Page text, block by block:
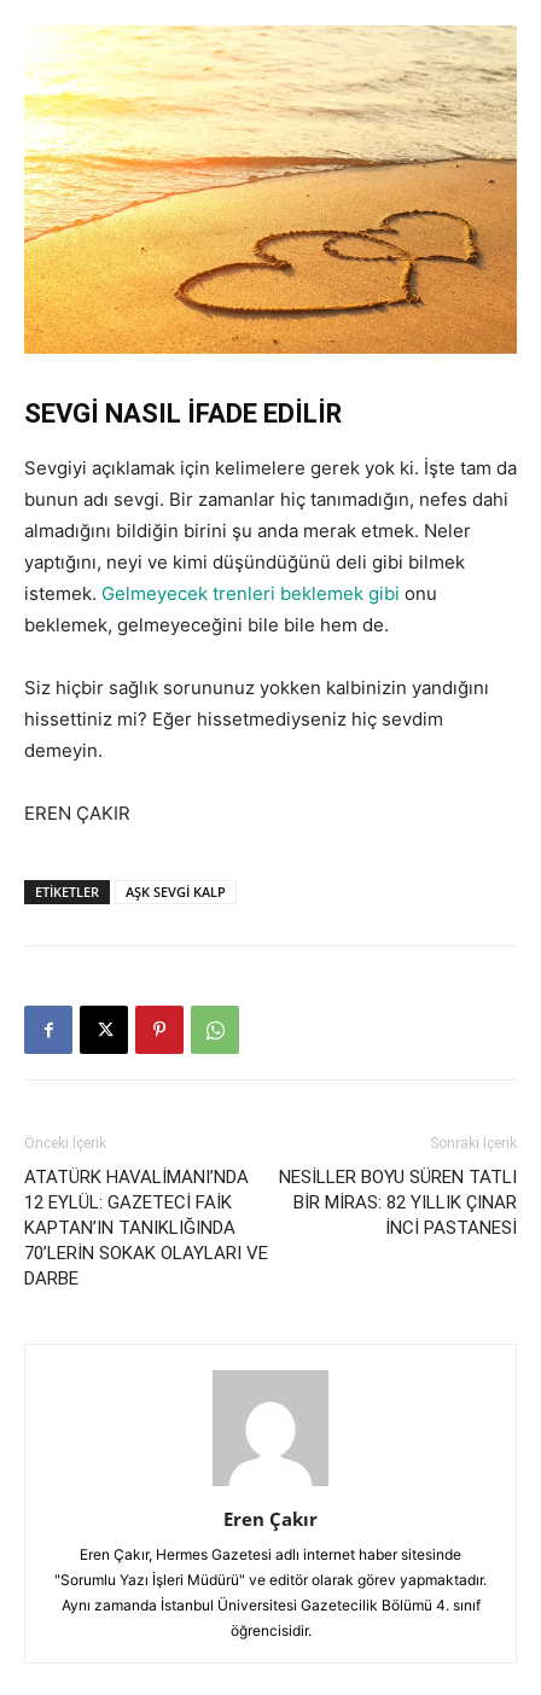
SEVGİ NASIL İFADE EDİLİR
Sevgiyi açıklamak için kelimelere gerek yok ki. İşte tam da
bunun adı sevgi. Bir zamanlar hiç tanımadığın, nefes dahi
almadığını bildiğin birini şu anda merak etmek. Neler
yaptığını, neyi ve kimi düşündüğünü deli gibi bilmek
istemek. Gelmeyecek trenleri beklemek gibi onu
beklemek, gelmeyeceğini bile bile hem de.
Siz hiçbir sağlık sorununuz yokken kalbinizin yandığını
hissettiniz mi? Eğer hissetmediyseniz hiç sevdim
demeyin.
EREN ÇAKIR
ETIKETLER AŞK SEVGİ KALP
Önceki İçerik
ATATÜRK HAVALİMANI’NDA
12 EYLÜL: GAZETECİ FAİK
KAPTAN’IN TANIKLIĞINDA
70’LERİN SOKAK OLAYLARI VE
DARBE
Sonraki İçerik
NESİLLER BOYU SÜREN TATLI
BİR MİRAS: 82 YILLIK ÇINAR
İNCİ PASTANESİ
Eren Çakır
Eren Çakır, Hermes Gazetesi adlı internet haber sitesinde
"Sorumlu Yazı İşleri Müdürü" ve editör olarak görev yapmaktadır.
Aynı zamanda İstanbul Üniversitesi Gazetecilik Bölümü 4. sınıf
öğrencisidir.